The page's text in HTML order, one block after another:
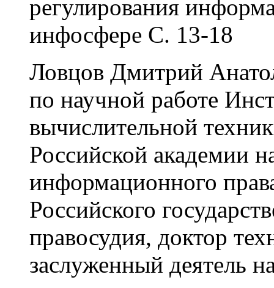
регулирования
инфосфере С. 13-18
Ловцов Дмитрий
по научной работе
вычислительной
Российской академии
информационного
Российского
правосудия, доктор
заслуженный деятель